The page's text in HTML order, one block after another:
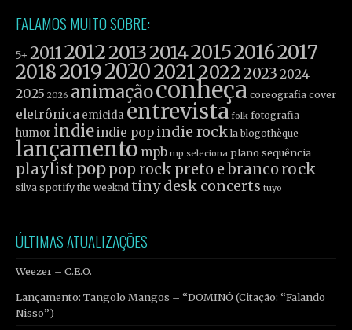
FALAMOS MUITO SOBRE:
5+ 2011201220132014201520162017
201820192020202120222023 2024
2025 2026 animaçãoconheça coreografia cover
eletrônica emicida entrevista folk fotografia
humor indieindie pop indie rock la blogothèque
lançamento mpb mp seleciona plano sequência
playlist poppop rock preto e branco rock
silva spotify the weeknd tiny desk concerts tuyo
ÚLTIMAS ATUALIZAÇÕES
Weezer – C.E.O.
Lançamento: Tangolo Mangos – “DOMINÓ (Citação: “Falando
Nisso”)